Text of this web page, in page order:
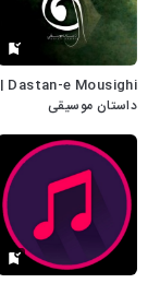
Dastan-e Mousighi |
داستان موسیقی